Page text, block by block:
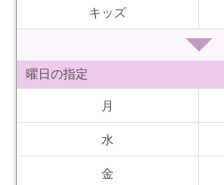
キッズ
曜日の指定
月
水
金